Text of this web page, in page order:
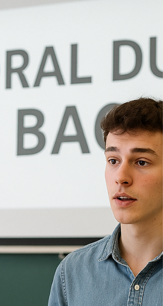
professionnel, de la reconversion et de
l’évolution de carrière. Retrouver du sens
au travail, construire un projet aligné avec
ses valeurs et évoluer sereinement sont
aujourd’hui au cœur des parcours